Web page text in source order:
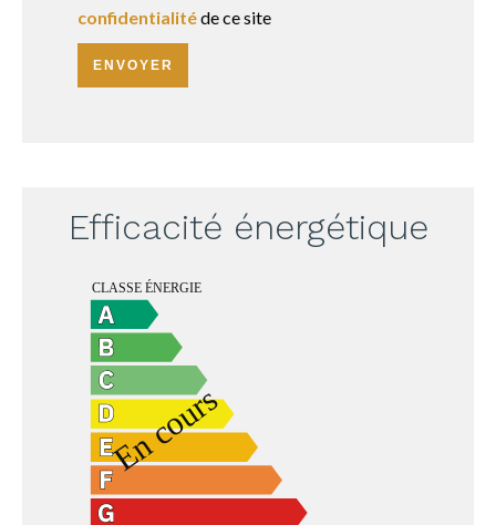
confidentialitéde ce site
ENVOYER
Efficacité énergétique